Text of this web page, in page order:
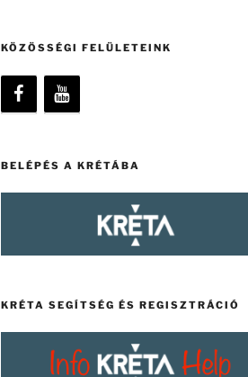
KÖZÖSSÉGI FELÜLETEINK
BELÉPÉS A KRÉTÁBA
KRÉTA SEGÍTSÉG ÉS REGISZTRÁCIÓ